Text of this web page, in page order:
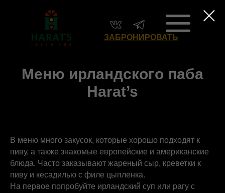
ЗАБРОНИРОВАТЬ
Меню ирландского паба
Harat’s
В меню много закусок, которые хорошо подходят к
пиву, а также знакомые европейские и американские
блюда. Часто заказывают жареный сыр, креветки к
пиву и кесадилью с филе цыпленка.
На первое попробуйте ирландский суп или рагу с